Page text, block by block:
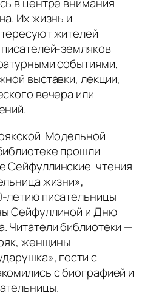
в центре внимания
Их жизнь и
жителей
земляков
событиями,
выставки, лекции,
вечера или
Модельной
прошли
Сейфуллинские чтения
жизни»,
летию писательницы
Сейфуллиной и Дню
Читатели библиотеки —
женщины
гости с
с биографией и